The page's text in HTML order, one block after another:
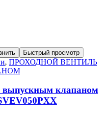
Быстрый просмотр
, ПРОХОДНОЙ ВЕНТИЛЬ
выпускным клапаном